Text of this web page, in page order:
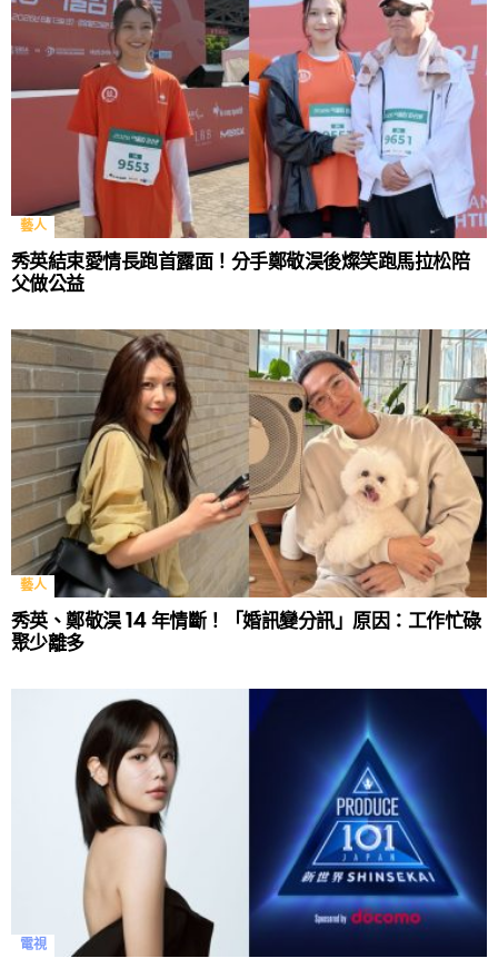
藝人
秀英結束愛情長跑首露面！分手鄭敬淏後燦笑跑馬拉松陪
父做公益
藝人
秀英、鄭敬淏 14 年情斷！「婚訊變分訊」原因：工作忙碌
聚少離多
電視